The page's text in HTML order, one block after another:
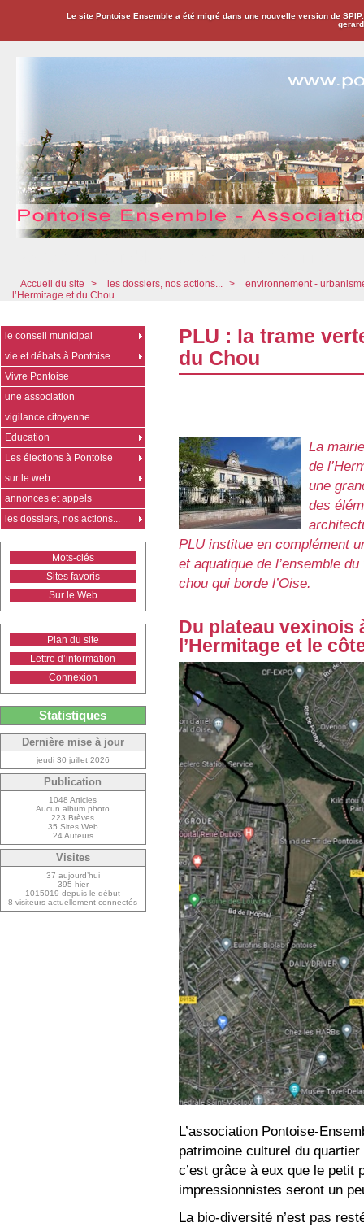
Le site Pontoise Ensemble a été migré dans une nouvelle version de
Accueil du site > les dossiers, nos actions... >
environnement -
l’Hermitage et du Chou
PLU : la trame
du Chou
La
de
une
des
PLU institue en complément
et aquatique de l’ensemble
chou qui borde l’Oise.
Du plateau vexinois
l’Hermitage et le
L’association Pontoise-
patrimoine culturel du
c’est grâce à eux que le petit
impressionnistes seront un
La bio-diversité n’est pas
le conseil municipal
vie et débats à Pontoise
Vivre Pontoise
une association
vigilance citoyenne
Education
Les élections à Pontoise
sur le web
annonces et appels
les dossiers, nos actions...
Mots-clés
Sites favoris
Sur le Web
Plan du site
Lettre d’information
Connexion
Statistiques
Dernière mise à jour
jeudi 30 juillet 2026
Publication
1048 Articles
Aucun album photo
223 Brèves
35 Sites Web
24 Auteurs
Visites
37 aujourd’hui
395 hier
1015019 depuis le début
8 visiteurs actuellement connectés